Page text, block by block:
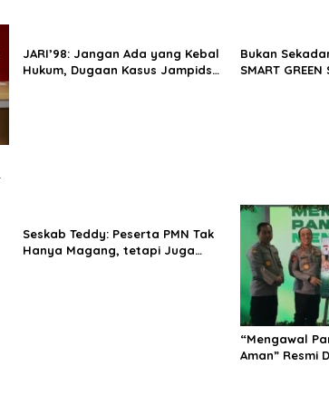
JARI’98: Jangan Ada yang Kebal
Hukum, Dugaan Kasus Jampidsus
Bukan
SMART GREEN
Seskab Teddy: Peserta PMN Tak
Hanya Magang, tetapi Juga
“Mengawal
Aman” Resmi